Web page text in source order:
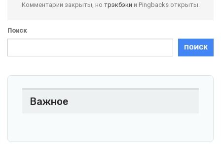
Комментарии закрыты, но трэкбэки и Pingbacks открыты.
Поиск
ПОИСК
Важное